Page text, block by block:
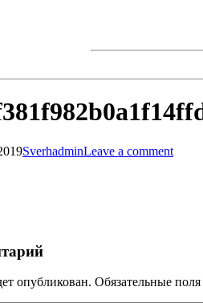
SverhadminLeave a comment
опубликован. Обязательные